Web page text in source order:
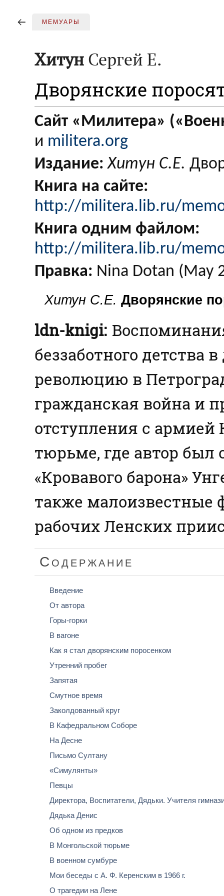
МЕМУАРЫ
ХитунСергей Е.
Дворянские
Сайт «Милитера»
и militera.org
Издание: Хитун С.Е.
Книга на сайте:
http://militera.lib.ru/
Книга одним файлом:
http://militera.lib.ru/
Правка: Nina Dotan (Мау
Хитун С.Е. Дворянские
ldn-knigi:
беззаботного детства
революцию в
гражданская война и
отступления с армией
тюрьме, где автор
«Кровавого барона»
также малоизвестные
рабочих Ленских
Содержание
Введение
От автора
Горы-горки
В вагоне
Как я стал дворянским поросенком
Утренний пробег
Запятая
Смутное время
Заколдованный круг
В Кафедральном Соборе
На Десне
Письмо Султану
«Симулянты»
Певцы
Директора, Воспитатели, Дядьки. Учителя
Дядька Денис
Об одном из предков
В Монгольской тюрьме
В военном сумбуре
Мои беседы с А. Ф. Керенским в 1966 г.
О трагедии на Лене